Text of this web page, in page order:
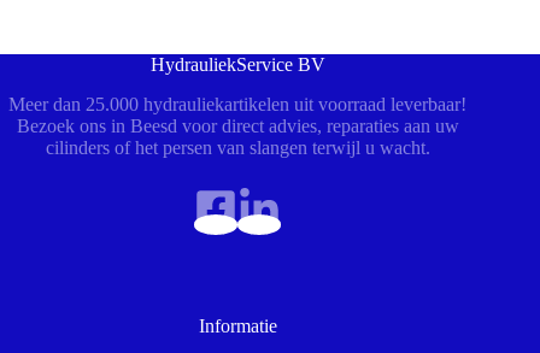
HydrauliekService BV
Meer dan 25.000 hydrauliekartikelen uit voorraad leverbaar!
Bezoek ons in Beesd voor direct advies, reparaties aan uw
cilinders of het persen van slangen terwijl u wacht.
Informatie